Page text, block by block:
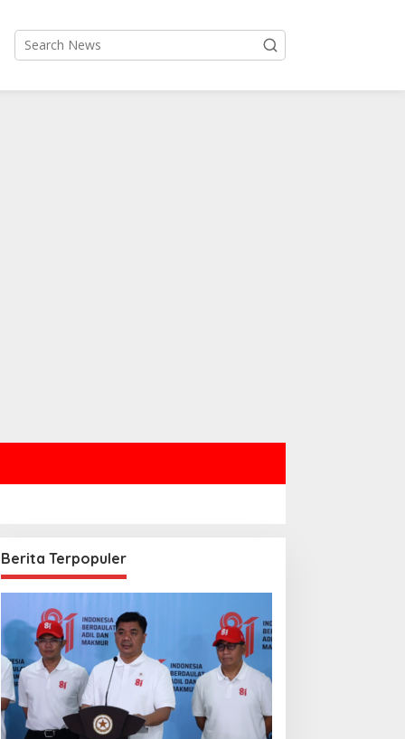
Berita Terpopuler